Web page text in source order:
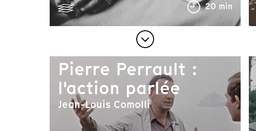
20 min
Pierre Perrault :
l'action parlée
Jean-Louis Comolli